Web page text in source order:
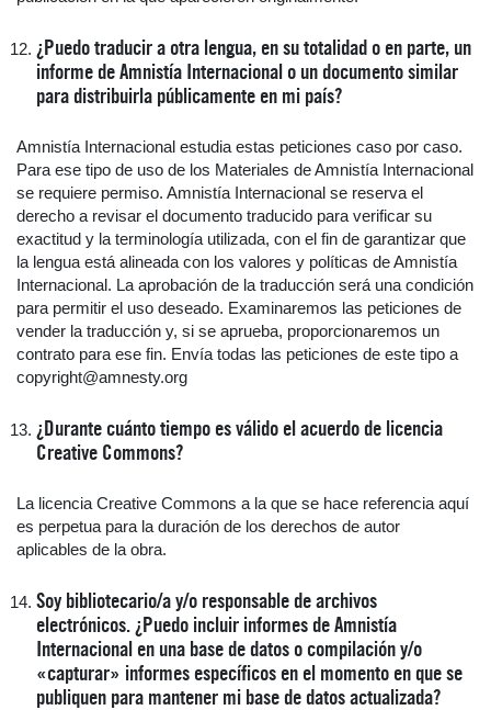
¿Puedo traducir a otra lengua, en su totalidad o en parte, un
informe de Amnistía Internacional o un documento similar
para distribuirla públicamente en mi país?
Amnistía Internacional estudia estas peticiones caso por caso.
Para ese tipo de uso de los Materiales de Amnistía Internacional
se requiere permiso. Amnistía Internacional se reserva el
derecho a revisar el documento traducido para verificar su
exactitud y la terminología utilizada, con el fin de garantizar que
la lengua está alineada con los valores y políticas de Amnistía
Internacional. La aprobación de la traducción será una condición
para permitir el uso deseado. Examinaremos las peticiones de
vender la traducción y, si se aprueba, proporcionaremos un
contrato para ese fin. Envía todas las peticiones de este tipo a
copyright@amnesty.org
¿Durante cuánto tiempo es válido el acuerdo de licencia
Creative Commons?
La licencia Creative Commons a la que se hace referencia aquí
es perpetua para la duración de los derechos de autor
aplicables de la obra.
Soy bibliotecario/a y/o responsable de archivos
electrónicos. ¿Puedo incluir informes de Amnistía
Internacional en una base de datos o compilación y/o
«capturar» informes específicos en el momento en que se
publiquen para mantener mi base de datos actualizada?